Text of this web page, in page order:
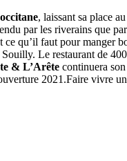
, laissant sa place
par les riverains que
qu’il faut pour manger
Le restaurant de
& L’Arête continuera
2021.Faire vivre